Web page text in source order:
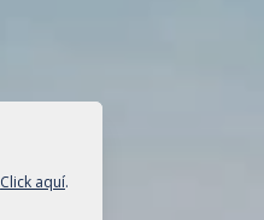
Click aquí.